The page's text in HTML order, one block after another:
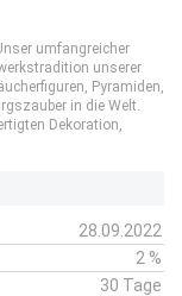
umfangreicher
unserer
Pyramiden,
in die Welt.
Dekoration,
28.09.2022
2 %
30 Tage